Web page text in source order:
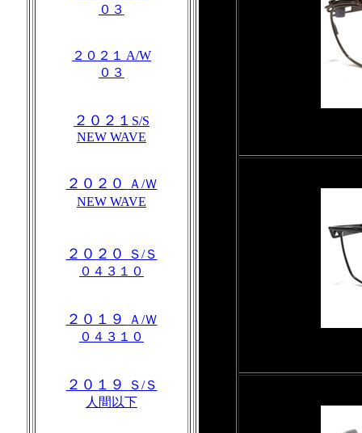
０３
２０２１ A/W
０３
２０２１ S/S
NEW WAVE
２０２０
Ａ/Ｗ
NEW WAVE
２０２０
Ｓ/Ｓ
０４３１０
２０１９
Ａ/Ｗ
０４３１０
２０１９
Ｓ/Ｓ
人間以下